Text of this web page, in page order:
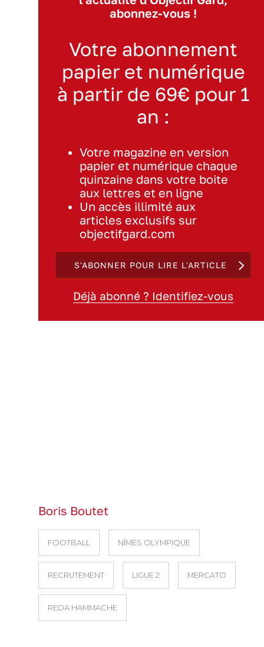
abonnez-vous !
Votre abonnement
papier et numérique
à partir de 69€ pour 1
an :
Votre magazine en version
papier et numérique chaque
quinzaine dans votre boite
aux lettres et en ligne
Un accès illimité aux
articles exclusifs sur
objectifgard.com
S'ABONNER POUR LIRE L'ARTICLE
Déjà abonné ? Identifiez-vous
Boris Boutet
FOOTBALL NÎMES OLYMPIQUE
RECRUTEMENT LIGUE 2 MERCATO
REDA HAMMACHE